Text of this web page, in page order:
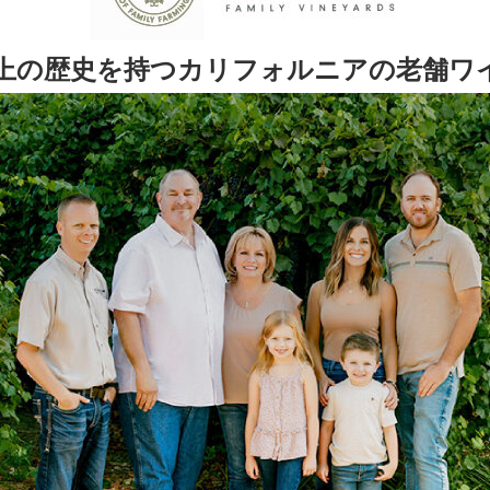
の歴史を持つカリフォルニアの老舗ワ